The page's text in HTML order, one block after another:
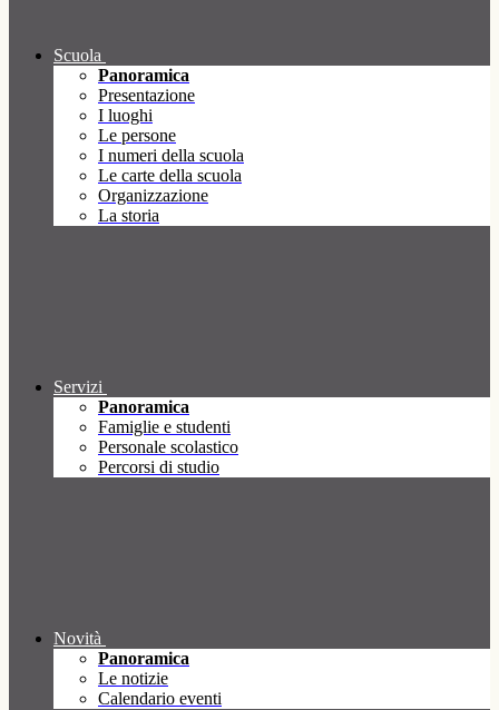
Scuola
Panoramica
Presentazione
I luoghi
Le persone
I numeri della scuola
Le carte della scuola
Organizzazione
La storia
Servizi
Panoramica
Famiglie e studenti
Personale scolastico
Percorsi di studio
Novità
Panoramica
Le notizie
Calendario eventi